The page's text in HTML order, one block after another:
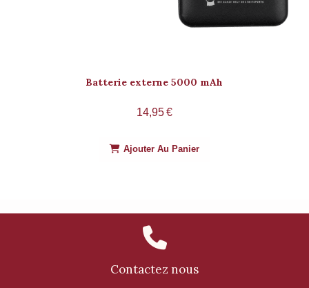
Batterie externe 5000 mAh
14,95€
Ajouter Au Panier

Contactez nous